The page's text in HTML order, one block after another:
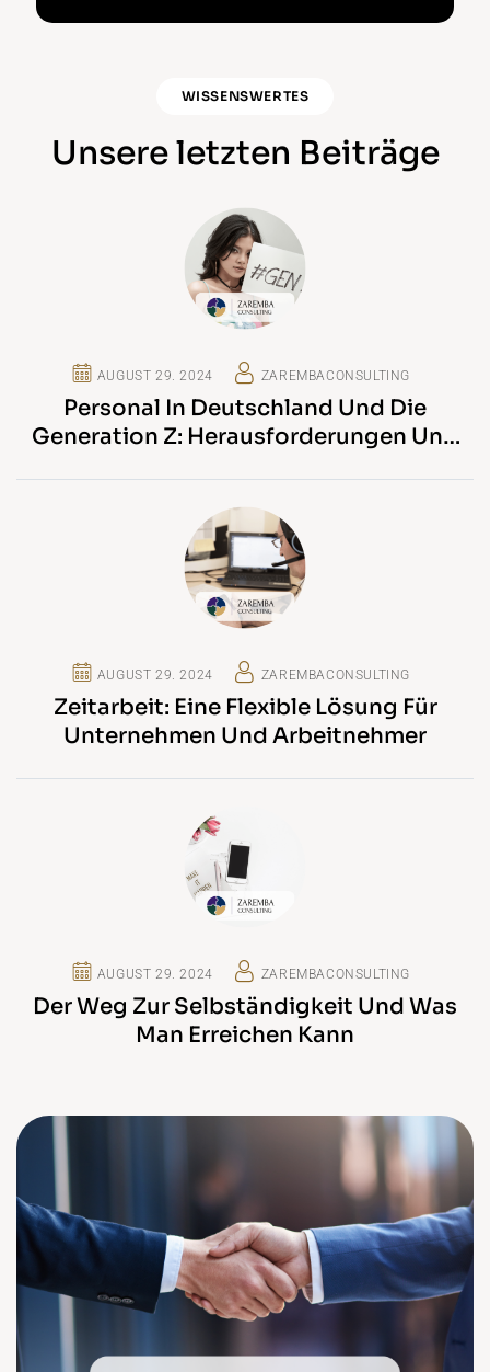
WISSENSWERTES
Unsere letzten Beiträge
AUGUST 29. 2024 ZAREMBACONSULTING
Personal In Deutschland Und Die
Generation Z: Herausforderungen Und
AUGUST 29. 2024 ZAREMBACONSULTING
Zeitarbeit: Eine Flexible Lösung Für
Unternehmen Und Arbeitnehmer
AUGUST 29. 2024 ZAREMBACONSULTING
Der Weg Zur Selbständigkeit Und Was
Man Erreichen Kann